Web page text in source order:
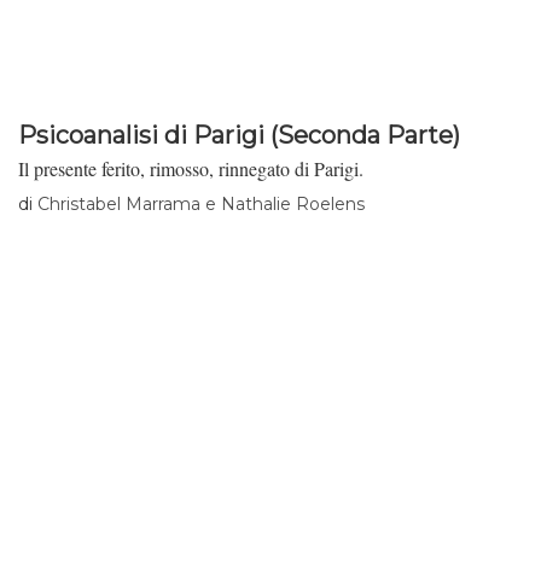
Psicoanalisi di Parigi (Seconda Parte)
Il presente ferito, rimosso, rinnegato di Parigi.
di Christabel Marrama e Nathalie Roelens